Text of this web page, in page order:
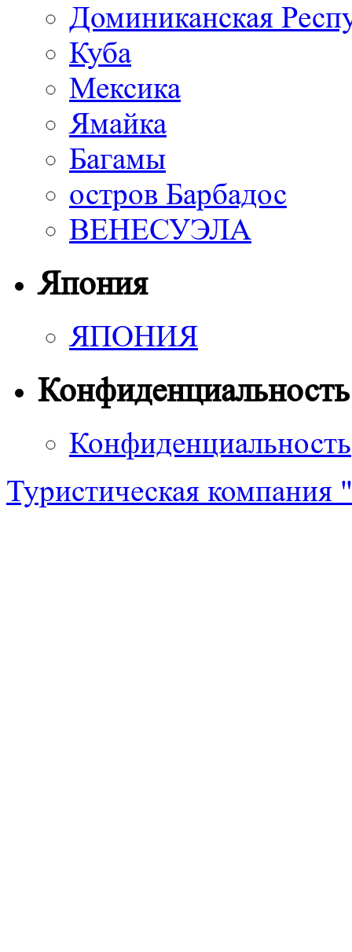
Доминиканская
Куба
Мексика
Ямайка
Багамы
остров Барбадос
ВЕНЕСУЭЛА
Япония
ЯПОНИЯ
Конфиденциальность
Конфиденциальность
Туристическая